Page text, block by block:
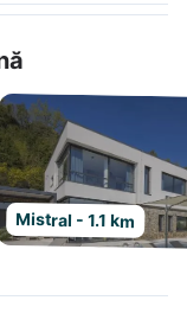
Mistral - 1.1 km